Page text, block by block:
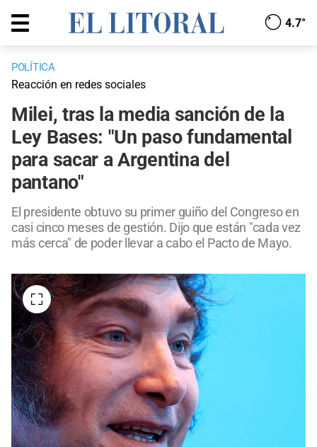
4.7°
POLÍTICA
Reacción en redes sociales
Milei, tras la media sanción de la
Ley Bases: "Un paso fundamental
para sacar a Argentina del
pantano"
El presidente obtuvo su primer guiño del Congreso en
casi cinco meses de gestión. Dijo que están "cada vez
más cerca" de poder llevar a cabo el Pacto de Mayo.